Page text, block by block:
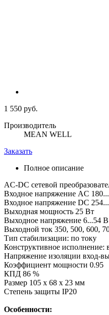
1 550 руб.
Производитель
MEAN WELL
Заказать
Полное описание
AC-DC сетевой
Входное напряжение AC
Входное напряжение DC
Выходная мощность 25 Вт
Выходное напряжение 6...54 В
Выходной ток 350, 500, 600,
Тип стабилизации: по току
Конструктивное исполнение:
Напряжение изоляции вход-
Коэффициент мощности 0.95
КПД 86 %
Размер 105 x 68 x 23 мм
Степень защиты IP20
Особенности: